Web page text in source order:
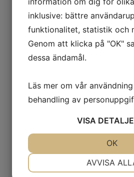
Anmäl er till Annika Johansson
Recent Posts
Metod för systematiskt
Webbinar – Intressenters krav
Verksamhetsutveckling med
hållbarhetsarbete
inklusive: bättre
funktionalitet, statistik och
Genom att klicka på "OK"
dessa ändamål.
Läs mer om vår
behandling av
VISA
AVVISA
OK